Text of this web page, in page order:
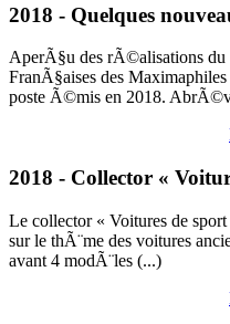
2018 - Quelques
AperÃ§u des rÃ©alisations
FranÃ§aises des
poste Ã©mis en 2018.
2018 - Collector «
Le collector « Voitures de
sur le thÃ¨me des voitures
avant 4 modÃ¨les (...)